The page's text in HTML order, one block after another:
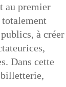
au premier
à créer
Dans cette
billetterie,